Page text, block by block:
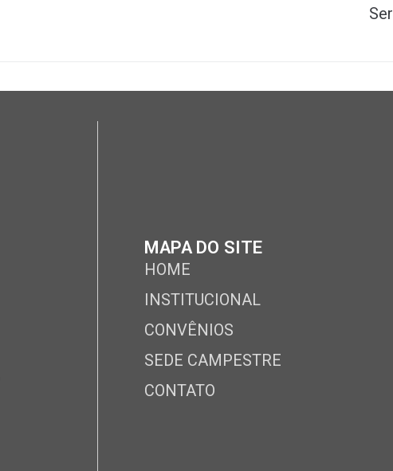
MAPA DO SITE
HOME
INSTITUCIONAL
CONVÊNIOS
SEDE CAMPESTRE
CONTATO